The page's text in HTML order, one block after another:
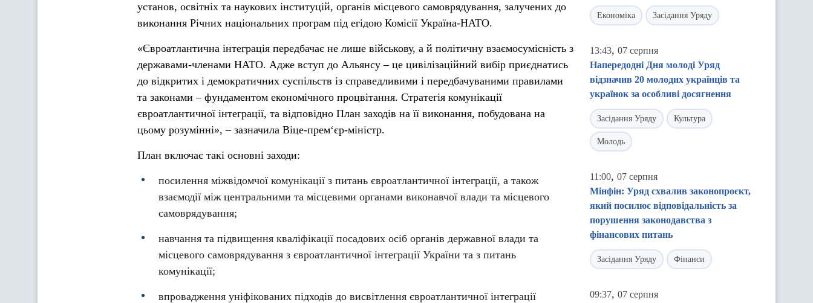
установ, освітніх та наукових інституцій, органів місцевого самоврядування, залучених до
виконання Річних національних програм під егідою Комісії Україна-НАТО.
«Євроатлантична інтеграція передбачає не лише військову, а й політичну взаємосумісність з
державами-членами НАТО. Адже вступ до Альянсу – це цивілізаційний вибір приєднатись
до відкритих і демократичних суспільств із справедливими і передбачуваними правилами
та законами – фундаментом економічного процвітання. Стратегія комунікації
євроатлантичної інтеграції, та відповідно План заходів на її виконання, побудована на
цьому розумінні», – зазначила Віце-прем‘єр-міністр.
План включає такі основні заходи:
посилення міжвідомчої комунікації з питань євроатлантичної інтеграції, а також
взаємодії між центральними та місцевими органами виконавчої влади та місцевого
самоврядування;
навчання та підвищення кваліфікації посадових осіб органів державної влади та
місцевого самоврядування з євроатлантичної інтеграції України та з питань
комунікації;
впровадження уніфікованих підходів до висвітлення євроатлантичної інтеграції
Економіка Засідання Уряду
13:43, 07 серпня
Напередодні Дня молоді Уряд
відзначив 20 молодих українців та
українок за особливі досягнення
Засідання Уряду Культура
Молодь
11:00, 07 серпня
Мінфін: Уряд схвалив законопроєкт,
який посилює відповідальність за
порушення законодавства з
фінансових питань
Засідання Уряду Фінанси
09:37, 07 серпня